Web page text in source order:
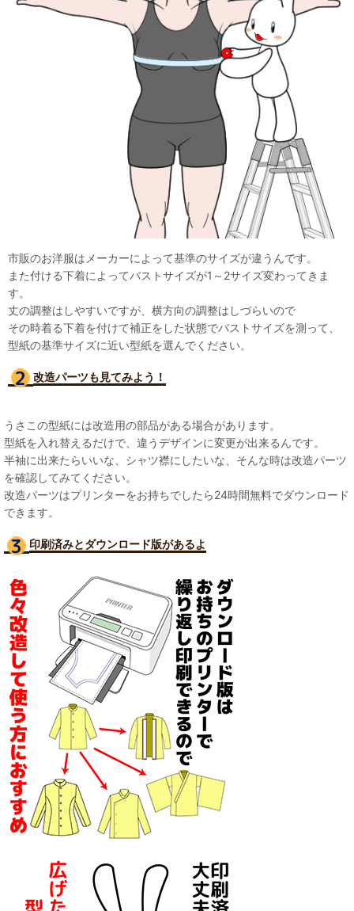
市販のお洋服はメーカーによって基準のサイズが違うんです。
また付ける下着によってバストサイズが1～2サイズ変わってきま
す。
丈の調整はしやすいですが、横方向の調整はしづらいので
その時着る下着を付けて補正をした状態でバストサイズを測って、
型紙の基準サイズに近い型紙を選んでください。
改造パーツも見てみよう！
うさこの型紙には改造用の部品がある場合があります。
型紙を入れ替えるだけで、違うデザインに変更が出来るんです。
半袖に出来たらいいな、シャツ襟にしたいな、そんな時は改造パーツ
を確認してみてください。
改造パーツはプリンターをお持ちでしたら24時間無料でダウンロード
できます。
印刷済みとダウンロード版があるよ